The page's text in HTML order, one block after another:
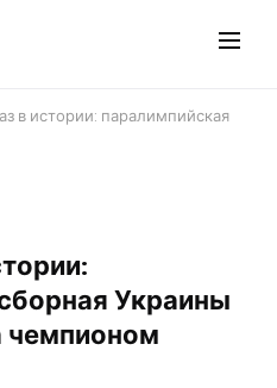
в истории: паралимпийская
Украины
чемпионом